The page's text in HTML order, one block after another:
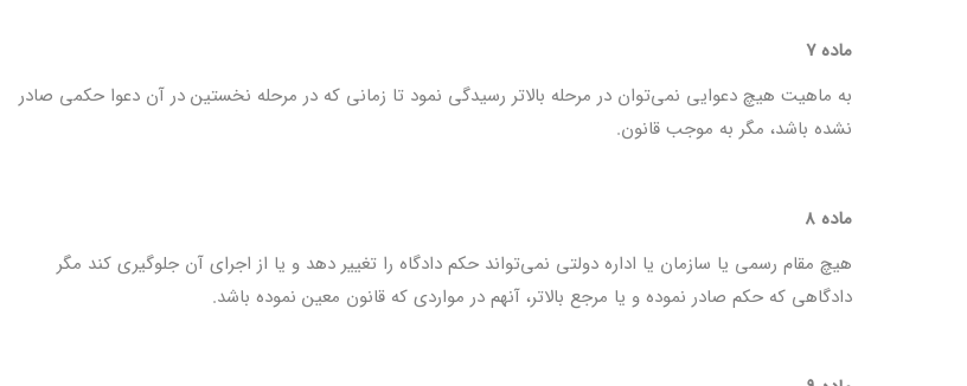
ماده ۷
به ماهیت هیچ دعوایی نمی‌توان در مرحله بالاتر رسیدگی نمود تا زمانی که در مرحله نخستین در آن دعوا حکمی صادر
نشده باشد، مگر به موجب قانون.
ماده ۸
هیچ مقام رسمی یا سازمان یا اداره دولتی نمی‌تواند حکم دادگاه را تغییر دهد و یا از اجرای آن جلوگیری کند مگر
دادگاهی که حکم صادر نموده و یا مرجع بالاتر، آنهم در مواردی که قانون معین نموده باشد.